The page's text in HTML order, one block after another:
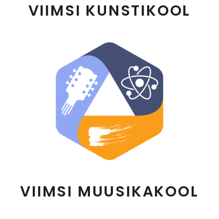
VIIMSI KUNSTIKOOL
VIIMSI MUUSIKAKOOL